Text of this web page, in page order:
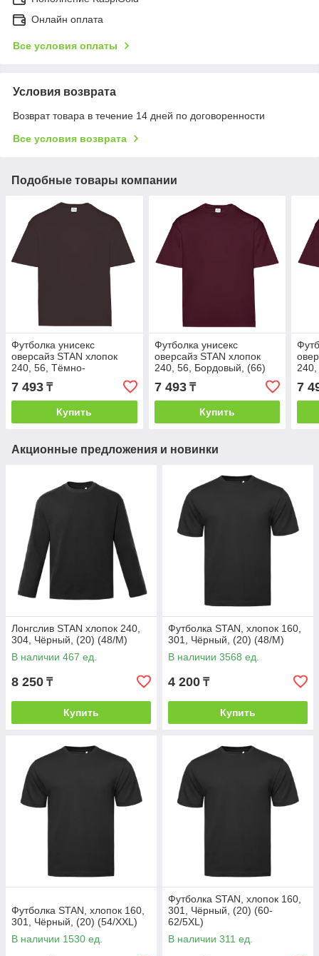
Онлайн оплата
Все условия оплаты
Условия возврата
Возврат товара в течение 14 дней по договоренности
Все условия возврата
Подобные товары компании
Футболка унисекс
оверсайз STAN хлопок
240, 56, Тёмно-
Шоколадный, (107)
(54/XXL)
7 493 ₸
Купить
Футболка унисекс
оверсайз STAN хлопок
240, 56, Бордовый, (66)
7 493₸
Купить
7
Акционные предложения и новинки
Лонгслив STAN хлопок 240,
304, Чёрный, (20) (48/M)
В наличии 467 ед.
8 250 ₸
Купить
Футболка STAN, хлопок 160,
301, Чёрный, (20) (48/M)
В наличии 3568 ед.
4 200 ₸
Купить
Футболка STAN, хлопок 160,
301, Чёрный, (20) (54/XXL)
В наличии 1530 ед.
Футболка STAN, хлопок 160,
301, Чёрный, (20) (60-
62/5XL)
В наличии 311 ед.